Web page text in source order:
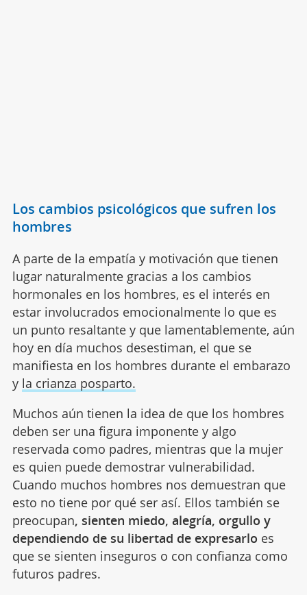
Los cambios psicológicos que sufren los
hombres
A parte de la empatía y motivación que tienen
lugar naturalmente gracias a los cambios
hormonales en los hombres, es el interés en
estar involucrados emocionalmente lo que es
un punto resaltante y que lamentablemente, aún
hoy en día muchos desestiman, el que se
manifiesta en los hombres durante el embarazo
y la crianza posparto.
Muchos aún tienen la idea de que los hombres
deben ser una figura imponente y algo
reservada como padres, mientras que la mujer
es quien puede demostrar vulnerabilidad.
Cuando muchos hombres nos demuestran que
esto no tiene por qué ser así. Ellos también se
preocupan, sienten miedo, alegría, orgullo y
dependiendo de su libertad de expresarlo es
que se sienten inseguros o con confianza como
futuros padres.